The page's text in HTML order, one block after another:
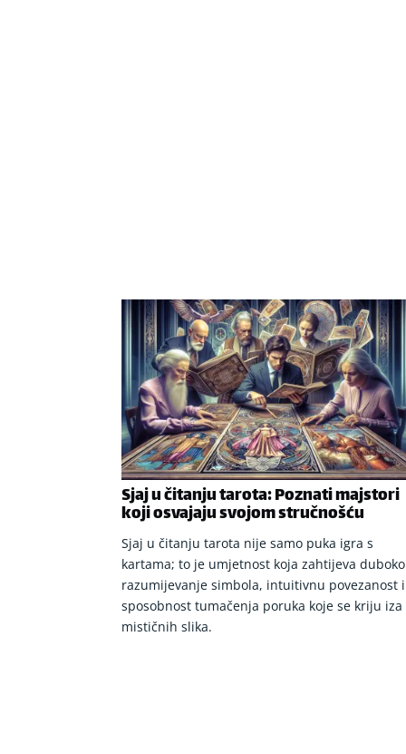
Sjaj u čitanju tarota: Poznati majstori
koji osvajaju svojom stručnošću
Sjaj u čitanju tarota nije samo puka igra s
kartama; to je umjetnost koja zahtijeva duboko
razumijevanje simbola, intuitivnu povezanost i
sposobnost tumačenja poruka koje se kriju iza
mističnih slika.